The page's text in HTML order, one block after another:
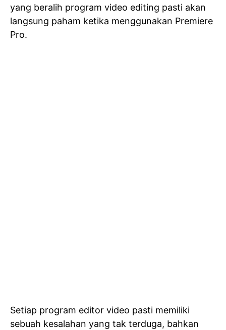
yang beralih program video editing pasti akan
langsung paham ketika menggunakan Premiere
Pro.
Setiap program editor video pasti memiliki
sebuah kesalahan yang tak terduga, bahkan